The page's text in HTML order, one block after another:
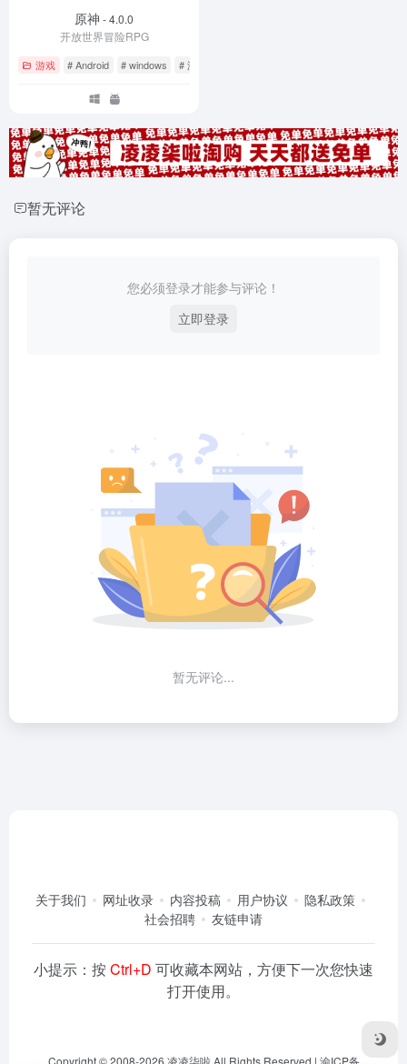
原神 - 4.0.0
开放世界冒险RPG
游戏 # Android # windows # 游戏
暂无评论
您必须登录才能参与评论！
立即登录
暂无评论...
关于我们 网址收录 内容投稿 用户协议
隐私政策
社会招聘
友链申请
小提示：按Ctrl+D 可收藏本网站，方便下一次您快速
打开使用。
Copyright © 2008-2026 凌凌柒啦 All Rights Reserved | 渝ICP备